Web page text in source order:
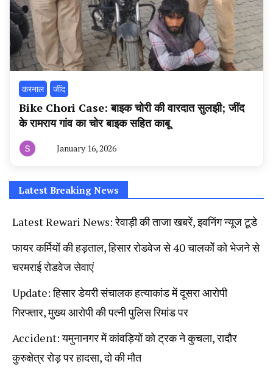
करनाल ‌जींद
Bike Chori Case: बाइक चोरी की वारदात सुलझी; जींद
के रामराय गांव का चोर बाइक सहित काबू
टूडे
January 16, 2026
Latest Breaking News
Latest Rewari News: रेवाड़ी की ताजा खबरें, इवनिंग न्यूज टूडे
फायर कर्मियों की हड़ताल, हिसार रोडवेज से 40 चालकोें को भेजने से
चरमराई रोडवेज सेवाएं
Update: हिसार डेयरी संचालक हत्याकांड में दूसरा आरोपी
गिरफ्तार, मुख्य आरोपी की पत्नी पुलिस रिमांड पर
Accident: यमुनानगर में कांवड़ियों को ट्रक ने कुचला, रादौर
कुरुक्षेत्र रोड़ पर हादसा, दो की मौत